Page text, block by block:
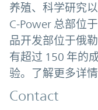
养殖、科学研究
C-Power 总部位
品开发部位于俄
有超过 150 年的
验。了解更多详情
Contact